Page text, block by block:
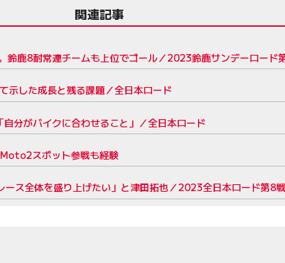
関連記事
鈴鹿8耐常連チームも上位でゴール／2023鈴鹿サンデーロード
示した成長と残る課題／全日本ロード
分がバイクに合わせること」／全日本ロード
スポット参戦も経験
ス全体を盛り上げたい」と津田拓也／2023全日本ロード第8